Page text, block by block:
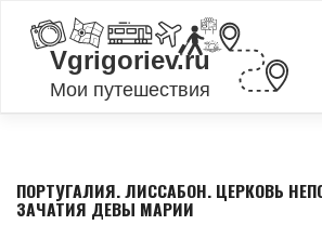
content
ПОРТУГАЛИЯ. ЛИССАБОН. ЦЕРКОВЬ
ЗАЧАТИЯ ДЕВЫ МАРИИ